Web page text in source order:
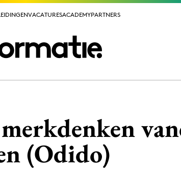
VACATURESACADEMYPARTNERS
VACATURESACADEMYPARTNERS
(Odido)